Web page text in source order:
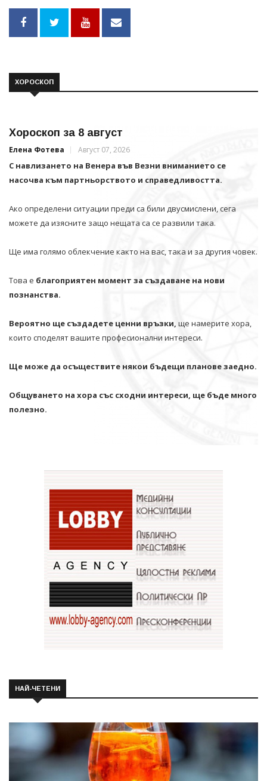
ХОРОСКОП
Хороскоп за 8 август
Елена Фотева Август 07, 2026
С навлизането на Венера във Везни вниманието се
насочва към партньорството и справедливостта.
Ако определени ситуации преди са били двусмислени, сега
можете да изясните защо нещата са се развили така.
Ще има голямо облекчение както на вас, така и за другия човек.
Това е благоприятен момент за създаване на нови
познанства.
Вероятно ще създадете ценни връзки, ще намерите хора,
които споделят вашите професионални интереси.
Ще може да осъществите някои бъдещи планове заедно.
Общуването на хора със сходни интереси, ще бъде много
полезно.
НАЙ-ЧЕТЕНИ